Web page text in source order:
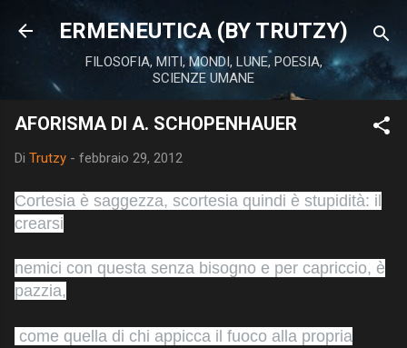
Passa ai contenuti principali
ERMENEUTICA (BY TRUTZY)
FILOSOFIA, MITI, MONDI, LUNE, POESIA,
SCIENZE UMANE
AFORISMA DI A. SCHOPENHAUER
Di Trutzy - febbraio 29, 2012
Cortesia è saggezza, scortesia quindi è stupidità: il
crearsi
nemici con questa senza bisogno e per capriccio, è
pazzia,
come quella di chi appicca il fuoco alla propria